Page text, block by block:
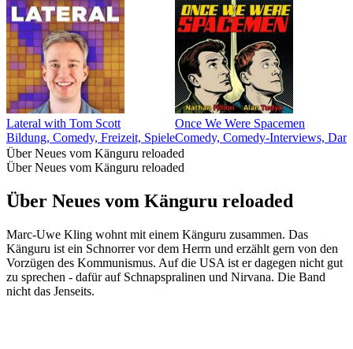
Lateral with Tom Scott
Bildung, Comedy, Freizeit, Spiele
Once We Were Spacemen
Comedy, Comedy-Interviews,
Über Neues vom Känguru reloaded
Über Neues vom Känguru reloaded
Über Neues vom Känguru reloaded
Marc-Uwe Kling wohnt mit einem Känguru zusammen. Das
Känguru ist ein Schnorrer vor dem Herrn und erzählt gern von den
Vorzügen des Kommunismus. Auf die USA ist er dagegen nicht gut
zu sprechen - dafür auf Schnapspralinen und Nirvana. Die Band
nicht das Jenseits.